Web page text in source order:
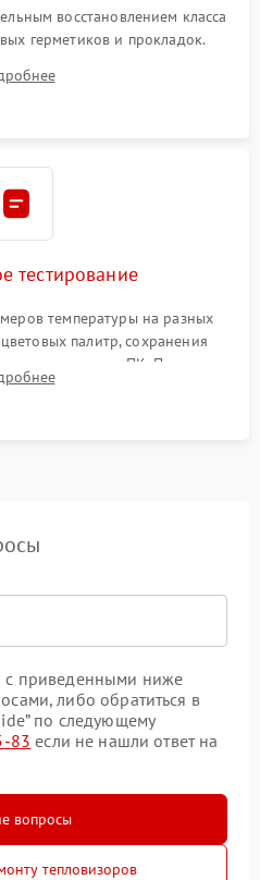
восстановлением класса
герметиков и прокладок.
матрицы по эталонному
измерения температур.
тестирование
температуры на разных
палитр, сохранения
данных на ПК. Проверка
контроль качества.
с приведенными ниже
либо обратиться в
по следующему
83 если не нашли ответ на
вопросы
тепловизоров